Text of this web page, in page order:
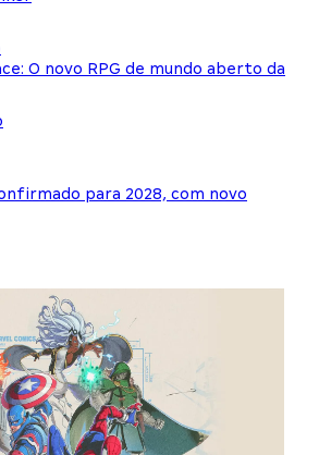
O novo RPG de mundo aberto da
para 2028, com novo